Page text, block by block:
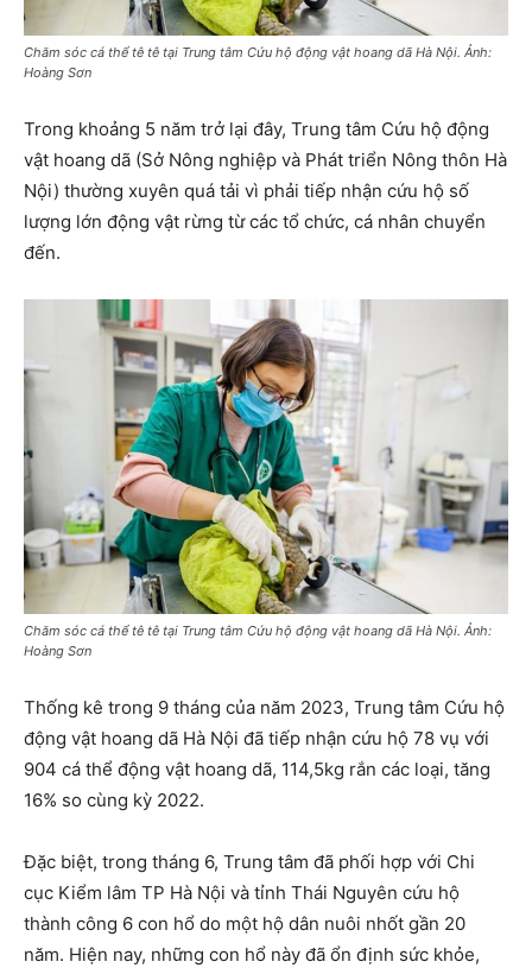
Chăm sóc cá thể tê tê tại Trung tâm Cứu hộ động vật hoang dã Hà Nội. Ảnh:
Hoàng Sơn
Trong khoảng 5 năm trở lại đây, Trung tâm Cứu hộ động
vật hoang dã (Sở Nông nghiệp và Phát triển Nông thôn Hà
Nội) thường xuyên quá tải vì phải tiếp nhận cứu hộ số
lượng lớn động vật rừng từ các tổ chức, cá nhân chuyển
đến.
Chăm sóc cá thể tê tê tại Trung tâm Cứu hộ động vật hoang dã Hà Nội. Ảnh:
Hoàng Sơn
Thống kê trong 9 tháng của năm 2023, Trung tâm Cứu hộ
động vật hoang dã Hà Nội đã tiếp nhận cứu hộ 78 vụ với
904 cá thể động vật hoang dã, 114,5kg rắn các loại, tăng
16% so cùng kỳ 2022.
Đặc biệt, trong tháng 6, Trung tâm đã phối hợp với Chi
cục Kiểm lâm TP Hà Nội và tỉnh Thái Nguyên cứu hộ
thành công 6 con hổ do một hộ dân nuôi nhốt gần 20
năm. Hiện nay, những con hổ này đã ổn định sức khỏe,